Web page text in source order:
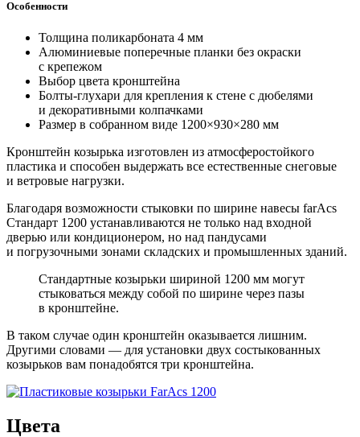
Особенности
Толщина поликарбоната 4 мм
Алюминиевые поперечные планки без окраски
с крепежом
Выбор цвета кронштейна
Болты-глухари для крепления к стене с дюбелями
и декоративными колпачками
Размер в собранном виде 1200×930×280 мм
Кронштейн козырька изготовлен из атмосферостойкого
пластика и способен выдержать все естественные снеговые
и ветровые нагрузки.
Благодаря возможности стыковки по ширине навесы farAcs
Стандарт 1200 устанавливаются не только над входной
дверью или кондиционером, но над пандусами
и погрузочными зонами складских и промышленных зданий.
Стандартные козырьки шириной 1200 мм могут
стыковаться между собой по ширине через пазы
в кронштейне.
В таком случае один кронштейн оказывается лишним.
Другими словами — для установки двух состыкованных
козырьков вам понадобятся три кронштейна.
Цвета